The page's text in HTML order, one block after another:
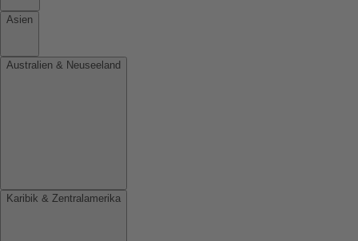
Asien
Australien & Neuseeland
Karibik & Zentralamerika